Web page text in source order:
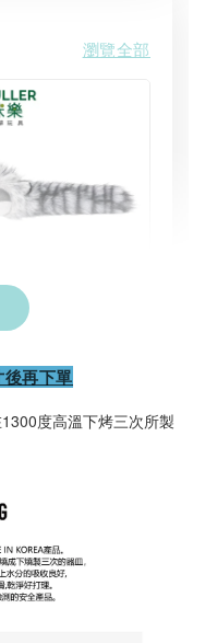
瀏覽全部
Aumüller 奧咪樂
+纈草根 三效貓草
TWD
- +
再下單
度高溫下烤三次所製